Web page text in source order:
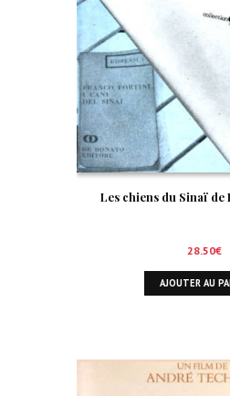
Les chiens du Sinaï
28.50€
AJOUTER AU